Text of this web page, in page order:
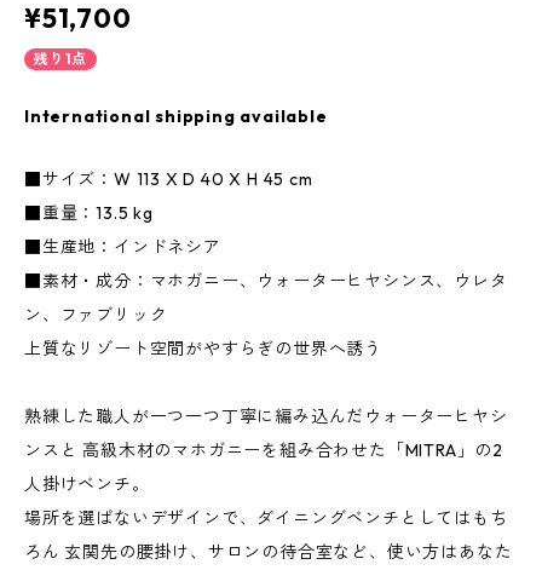
¥51,700
残り1点
International shipping available
■サイズ：W 113 X D 40 X H 45 cm
■重量：13.5 kg
■生産地：インドネシア
■素材・成分：マホガニー、ウォーターヒヤシンス、ウレタ
ン、ファブリック
上質なリゾート空間がやすらぎの世界へ誘う
熟練した職人が一つ一つ丁寧に編み込んだウォーターヒヤシ
ンスと 高級木材のマホガニーを組み合わせた「MITRA」の2
人掛けベンチ。
場所を選ばないデザインで、ダイニングベンチとしてはもち
ろん 玄関先の腰掛け、サロンの待合室など、使い方はあなた